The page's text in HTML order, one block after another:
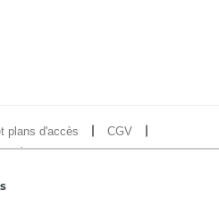
plans d'accès
CGV
Infos légales